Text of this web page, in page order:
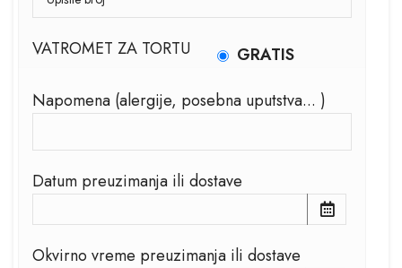
VATROMET ZA TORTU
GRATIS
Napomena (alergije, posebna uputstva... )
Datum preuzimanja ili dostave
Okvirno vreme preuzimanja ili dostave